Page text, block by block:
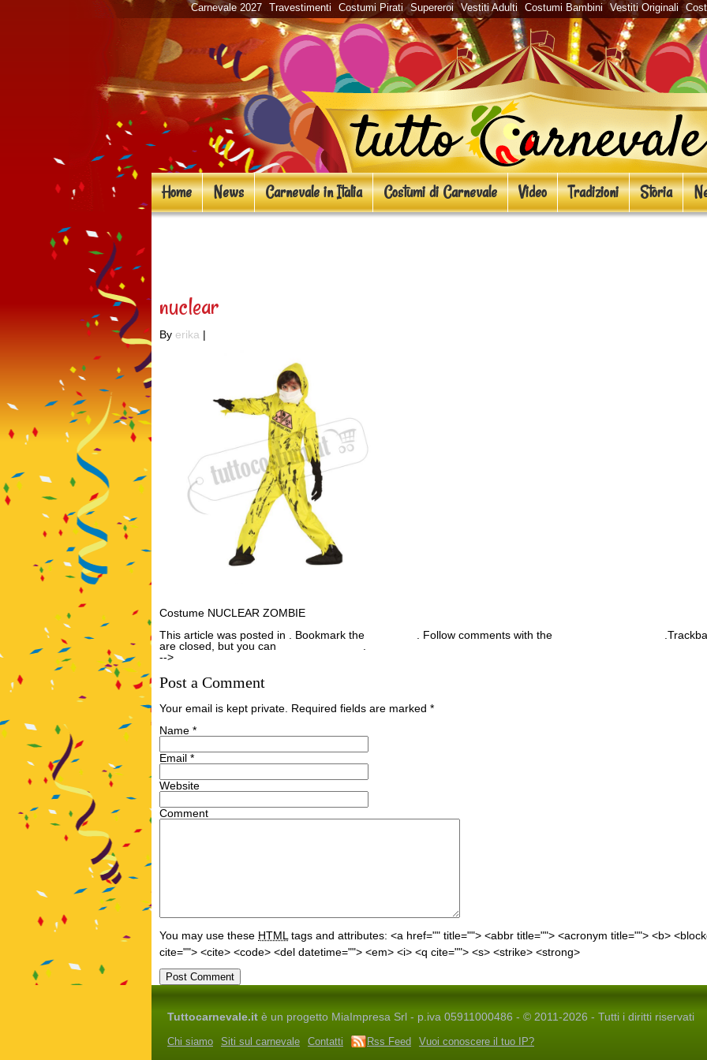
Carnevale 2027 Travestimenti Costumi Pirati Supereroi Vestiti Adulti Costumi Bambini Vestiti Originali
Home News Carnevale in Italia Costumi di Carnevale Video Tradizioni Storia
nuclear
By erika |
Costume NUCLEAR ZOMBIE
This article was posted in . Bookmark the
. Follow comments with the
are closed, but you can
-->
Post a Comment
Your email is kept private. Required fields are marked *
Name *
Email *
Website
Comment
You may use these HTML tags and attributes: <a href="" title=""> <abbr title=""> <acronym title=""> <b>
cite=""> <cite> <code> <del datetime=""> <em> <i> <q cite=""> <s> <strike> <strong>
Tuttocarnevale.it è un progetto MiaImpresa Srl - p.iva 05911000486 - © 2011-2026 - Tutti i diritti riservati
Chi siamo Siti sul carnevale Contatti Rss Feed Vuoi conoscere il tuo IP?